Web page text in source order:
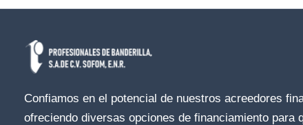
Confiamos en el potencial de nuestros acreedores
ofreciendo diversas opciones de financiamiento para